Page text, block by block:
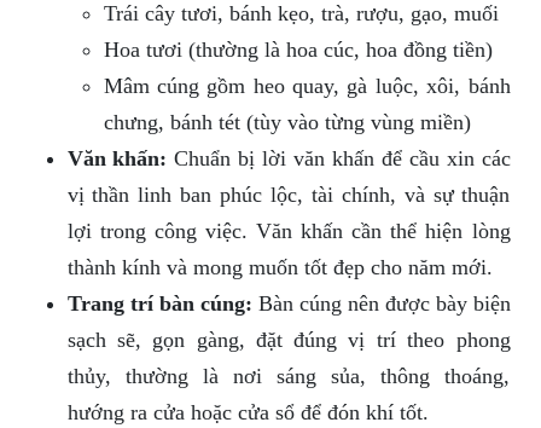
Trái cây tươi, bánh kẹo, trà, rượu, gạo, muối
Hoa tươi (thường là hoa cúc, hoa đồng tiền)
Mâm cúng gồm heo quay, gà luộc, xôi, bánh
chưng, bánh tét (tùy vào từng vùng miền)
Văn khấn: Chuẩn bị lời văn khấn để cầu xin các
vị thần linh ban phúc lộc, tài chính, và sự thuận
lợi trong công việc. Văn khấn cần thể hiện lòng
thành kính và mong muốn tốt đẹp cho năm mới.
Trang trí bàn cúng: Bàn cúng nên được bày biện
sạch sẽ, gọn gàng, đặt đúng vị trí theo phong
thủy, thường là nơi sáng sủa, thông thoáng,
hướng ra cửa hoặc cửa sổ để đón khí tốt.